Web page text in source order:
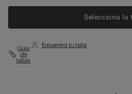
Selecciona la
Guía
de
tallas
Encuentra tu talla